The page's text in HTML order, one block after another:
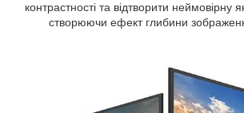
контрастності та відтворити неймовірну
створюючи ефект глибини